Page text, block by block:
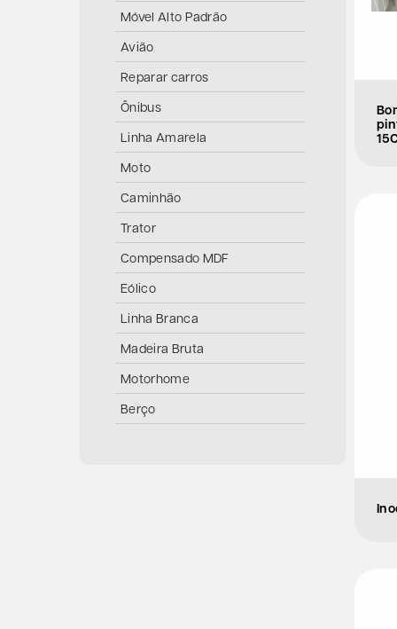
Móvel Alto Padrão
Avião
Reparar carros
Ônibus
Linha Amarela
Moto
Caminhão
Trator
Compensado MDF
Eólico
Linha Branca
Madeira Bruta
Motorhome
Berço